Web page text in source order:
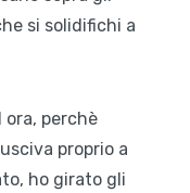
si solidifichi a
ora, perchè
proprio a
ho girato gli